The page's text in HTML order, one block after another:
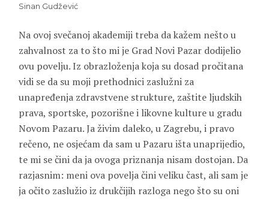
Sinan Gudžević
Na ovoj svečanoj akademiji treba da kažem nešto u
zahvalnost za to što mi je Grad Novi Pazar dodijelio
ovu povelju. Iz obrazloženja koja su dosad pročitana
vidi se da su moji prethodnici zaslužni za
unapređenja zdravstvene strukture, zaštite ljudskih
prava, sportske, pozorišne i likovne kulture u gradu
Novom Pazaru. Ja živim daleko, u Zagrebu, i pravo
rečeno, ne osjećam da sam u Pazaru išta unaprijedio,
te mi se čini da ja ovoga priznanja nisam dostojan. Da
razjasnim: meni ova povelja čini veliku čast, ali sam je
ja očito zaslužio iz drukčijih razloga nego što su oni